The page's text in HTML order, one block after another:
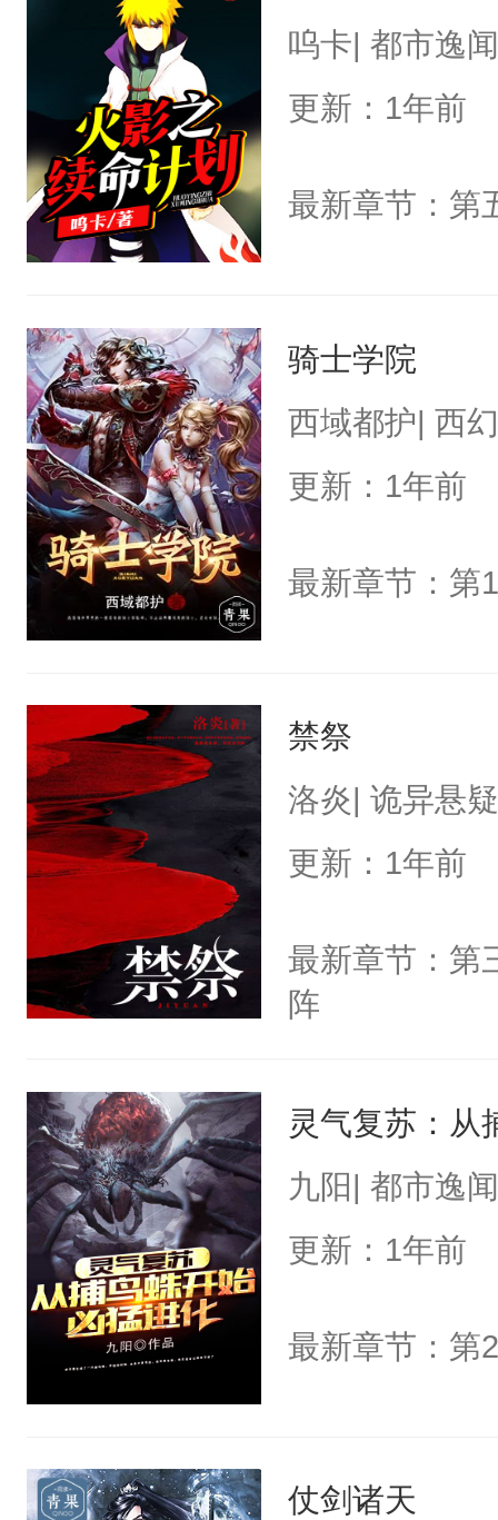
呜卡| 都市逸闻
更新：1年前
骑士学院
西域都护| 西
更新：1年前
最新章节：第
禁祭
洛炎| 诡异悬疑
更新：1年前
最新章节：第
阵
灵气复苏：从
九阳| 都市逸闻
更新：1年前
最新章节：第
仗剑诸天